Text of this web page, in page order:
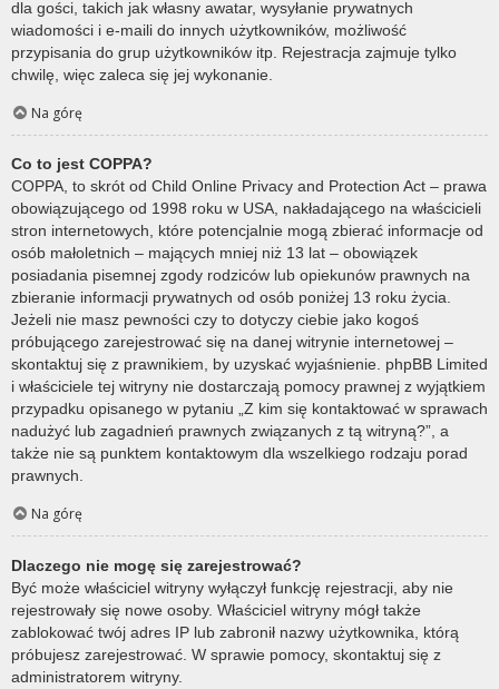
dla gości, takich jak własny awatar, wysyłanie prywatnych
wiadomości i e-maili do innych użytkowników, możliwość
przypisania do grup użytkowników itp. Rejestracja zajmuje tylko
chwilę, więc zaleca się jej wykonanie.
Na górę
Co to jest COPPA?
COPPA, to skrót od Child Online Privacy and Protection Act – prawa
obowiązującego od 1998 roku w USA, nakładającego na właścicieli
stron internetowych, które potencjalnie mogą zbierać informacje od
osób małoletnich – mających mniej niż 13 lat – obowiązek
posiadania pisemnej zgody rodziców lub opiekunów prawnych na
zbieranie informacji prywatnych od osób poniżej 13 roku życia.
Jeżeli nie masz pewności czy to dotyczy ciebie jako kogoś
próbującego zarejestrować się na danej witrynie internetowej –
skontaktuj się z prawnikiem, by uzyskać wyjaśnienie. phpBB Limited
i właściciele tej witryny nie dostarczają pomocy prawnej z wyjątkiem
przypadku opisanego w pytaniu „Z kim się kontaktować w sprawach
nadużyć lub zagadnień prawnych związanych z tą witryną?”, a
także nie są punktem kontaktowym dla wszelkiego rodzaju porad
prawnych.
Na górę
Dlaczego nie mogę się zarejestrować?
Być może właściciel witryny wyłączył funkcję rejestracji, aby nie
rejestrowały się nowe osoby. Właściciel witryny mógł także
zablokować twój adres IP lub zabronił nazwy użytkownika, którą
próbujesz zarejestrować. W sprawie pomocy, skontaktuj się z
administratorem witryny.